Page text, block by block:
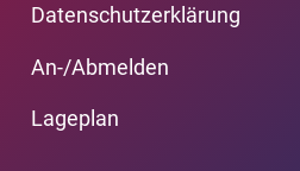
Datenschutzerklärung
An-/Abmelden
Lageplan